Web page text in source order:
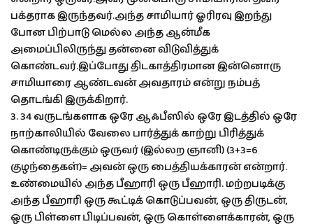
பக்தராக இருந்தவர்.அந்த சாமியார் ஓரிரவு இறந்து
போன பிற்பாடு மெல்ல அந்த ஆன்மீக
அமைப்பிலிருந்து தன்னை விடுவித்துக்
கொண்டவர்.இப்போது திடகாத்திரமான இன்னொரு
சாமியாரை ஆண்டவன் அவதாரம் என்று நம்பத்
தொடங்கி இருக்கிறார்.
3. 34 வருடங்களாக ஒரே ஆஃபீஸில் ஒரே இடத்தில் ஒரே
நாற்காலியில் வேலை பார்த்துக் காற்று பிரித்துக்
கொண்டிருக்கும் ஒருவர் (இல்லற ஞானி) (3+3=6
குழந்தைகள்)= அவன் ஒரு பைத்தியக்காரன் என்றார்.
உண்மையில் அந்த பீஹாரி ஒரு பீஹாரி. மற்றபடிக்கு
அந்த பீஹாரி ஒரு கூட்டிக் கொடுப்பவன், ஒரு திருடன்,
ஒரு பிள்ளை பிடிப்பவன், ஒரு கொள்ளைக்காரன், ஒரு